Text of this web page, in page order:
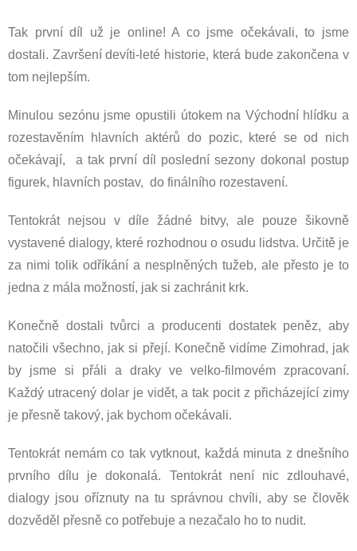
Tak první díl už je online! A co jsme očekávali, to jsme
dostali. Završení devíti-leté historie, která bude zakončena v
tom nejlepším.
Minulou sezónu jsme opustili útokem na Východní hlídku a
rozestavěním hlavních aktérů do pozic, které se od nich
očekávají, a tak první díl poslední sezony dokonal postup
figurek, hlavních postav, do finálního rozestavení.
Tentokrát nejsou v díle žádné bitvy, ale pouze šikovně
vystavené dialogy, které rozhodnou o osudu lidstva. Určitě je
za nimi tolik odříkání a nesplněných tužeb, ale přesto je to
jedna z mála možností, jak si zachránit krk.
Konečně dostali tvůrci a producenti dostatek peněz, aby
natočili všechno, jak si přejí. Konečně vidíme Zimohrad, jak
by jsme si přáli a draky ve velko-filmovém zpracovaní.
Každý utracený dolar je vidět, a tak pocit z přicházející zimy
je přesně takový, jak bychom očekávali.
Tentokrát nemám co tak vytknout, každá minuta z dnešního
prvního dílu je dokonalá. Tentokrát není nic zdlouhavé,
dialogy jsou oříznuty na tu správnou chvíli, aby se člověk
dozvěděl přesně co potřebuje a nezačalo ho to nudit.